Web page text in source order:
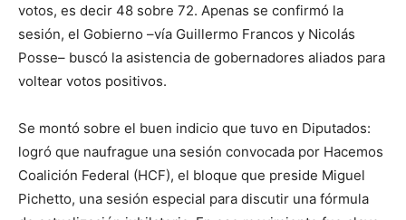
votos, es decir 48 sobre 72. Apenas se confirmó la
sesión, el Gobierno –vía Guillermo Francos y Nicolás
Posse– buscó la asistencia de gobernadores aliados para
voltear votos positivos.
Se montó sobre el buen indicio que tuvo en Diputados:
logró que naufrague una sesión convocada por Hacemos
Coalición Federal (HCF), el bloque que preside Miguel
Pichetto, una sesión especial para discutir una fórmula